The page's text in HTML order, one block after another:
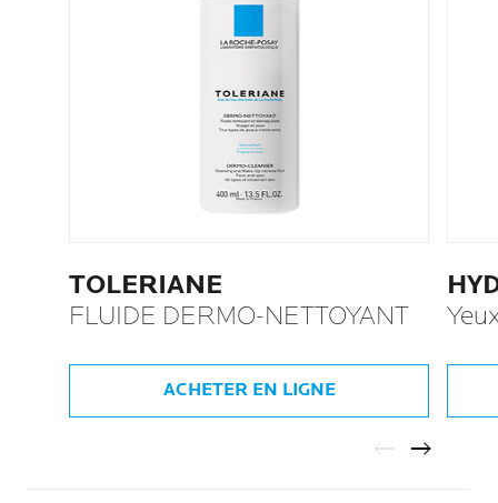
TOLERIANE
FLUIDE DERMO-NETTOYANT
ACHETER EN LIGNE